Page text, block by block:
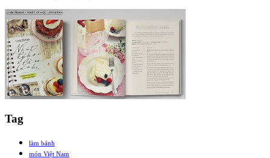
Tag
làm bánh
món Việt Nam